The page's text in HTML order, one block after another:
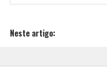
Neste artigo: